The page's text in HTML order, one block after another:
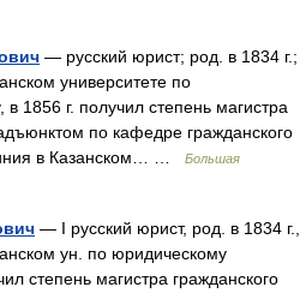
— русский юрист; род. в 1834 г.;
университете по
1856 г. получил степень магистра
по кафедре гражданского
в Казанском… …
Большая
— I русский юрист, род. в 1834 г.,
ун. по юридическому
степень магистра гражданского